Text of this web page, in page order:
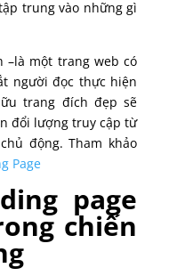
trung vào những gì
–là một trang web có
người đọc thực hiện
trang đích đẹp sẽ
đổi lượng truy cập từ
động. Tham khảo
Page
page
chiến